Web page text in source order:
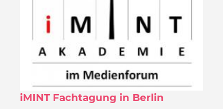
iMINT Fachtagung in Berlin